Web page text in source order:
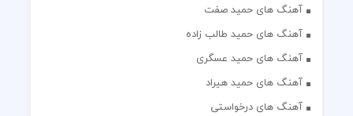
آهنگ های حمید صفت
آهنگ های حمید طالب زاده
آهنگ های حمید عسگری
آهنگ های حمید هیراد
آهنگ های درخواستی